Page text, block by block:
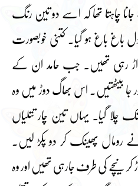
جانا چاہتا تھا کہ اسے دو تین رنگ
باغ باغ ہو گیا۔ کتنی خوبصورت
اڑ رہی تھیں۔ جب حامد ان کے
جا بیٹھتیں۔ اس بھاگ دوڑ میں وہ
گیا۔ یہاں تین چار تتلیاں
رومال پھینک کر دو پکڑ لیں۔
کر نیچے کی طرف جارہی تھیں اور وہ